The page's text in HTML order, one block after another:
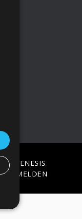
ON
GENESIS
·ANMELDEN